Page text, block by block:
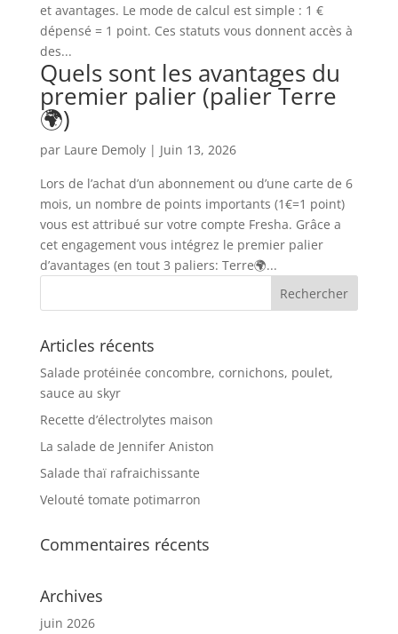
et avantages. Le mode de calcul est simple : 1 €
dépensé = 1 point. Ces statuts vous donnent accès à
des...
Quels sont les avantages du
premier palier (palier Terre
🌍)
par Laure Demoly| Juin 13, 2026
Lors de l’achat d’un abonnement ou d’une carte de 6
mois, un nombre de points importants (1€=1 point)
vous est attribué sur votre compte Fresha. Grâce a
cet engagement vous intégrez le premier palier
d’avantages (en tout 3 paliers: Terre🌍...
Articles récents
Salade protéinée concombre, cornichons, poulet,
sauce au skyr
Recette d’électrolytes maison
La salade de Jennifer Aniston
Salade thaï rafraichissante
Velouté tomate potimarron
Commentaires récents
Archives
juin 2026